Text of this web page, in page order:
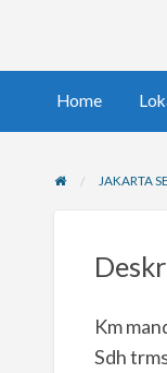
Home
JAKARTA
Km
Sdh